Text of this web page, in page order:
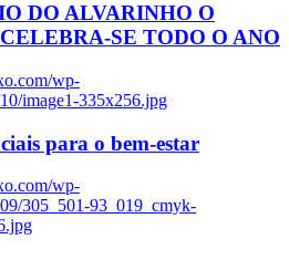
DO ALVARINHO O
SE TODO O ANO
wp-
image1-335x256.jpg
para o bem-estar
wp-
305_501-93_019_cmyk-